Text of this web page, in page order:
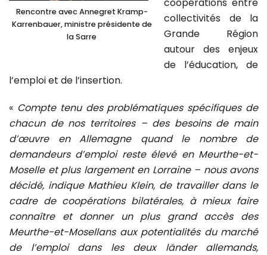
Rencontre avec Annegret Kramp-
Karrenbauer, ministre présidente de
la Sarre
collectivités de la
Grande Région
autour des enjeux
de l’éducation, de
l’emploi et de l’insertion.
« Compte tenu des problématiques spécifiques de
chacun de nos territoires – des besoins de main
d’œuvre en Allemagne quand le nombre de
demandeurs d’emploi reste élevé en Meurthe-et-
Moselle et plus largement en Lorraine – nous avons
décidé, indique Mathieu Klein, de travailler dans le
cadre de coopérations bilatérales, à mieux faire
connaître et donner un plus grand accès des
Meurthe-et-Mosellans aux potentialités du marché
de l’emploi dans les deux länder allemands,